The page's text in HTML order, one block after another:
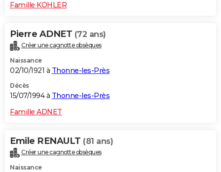
Famille KOHLER
Pierre ADNET (72 ans)
Créer une cagnotte obsèques
Naissance
02/10/1921 à Thonne-les-Près
Décès
15/07/1994 à Thonne-les-Près
Famille ADNET
Emile RENAULT (81 ans)
Créer une cagnotte obsèques
Naissance